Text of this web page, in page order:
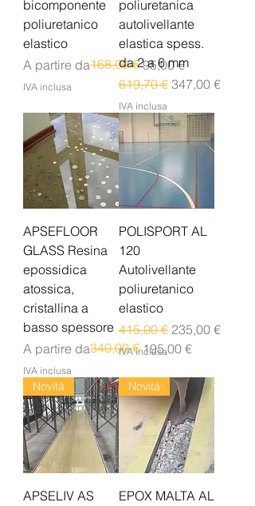
bicomponente
poliuretanico
elastico
A partire da
Prezzo regolare168,00 € 95,00 €
Prezzo scontato
IVA inclusa
poliuretanica
autolivellante
elastica spess.
da 2 a 6 mm
Prezzo regolare
619,70 € Prezzo scontato
347,00 €
IVA inclusa
APSEFLOOR
GLASS Resina
epossidica
atossica,
cristallina a
basso spessore
A partire da
Prezzo regolare340,00 € 195,00 €
Prezzo scontato
IVA inclusa
POLISPORT AL
120
Autolivellante
poliuretanico
elastico
Prezzo regolare
415,00 € Prezzo scontato
235,00 €
IVA inclusa
Novità
APSELIV AS
Novità
EPOX MALTA AL